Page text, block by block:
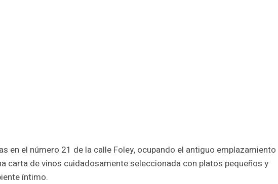
en el número 21 de la calle Foley, ocupando el antiguo emplazamiento
carta de vinos cuidadosamente seleccionada con platos pequeños y
íntimo.